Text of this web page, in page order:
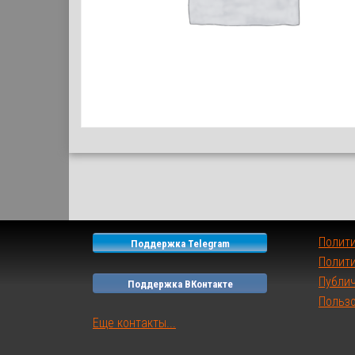
Поддержка Telegram
Поддержка ВКонтакте
Еще контакты...